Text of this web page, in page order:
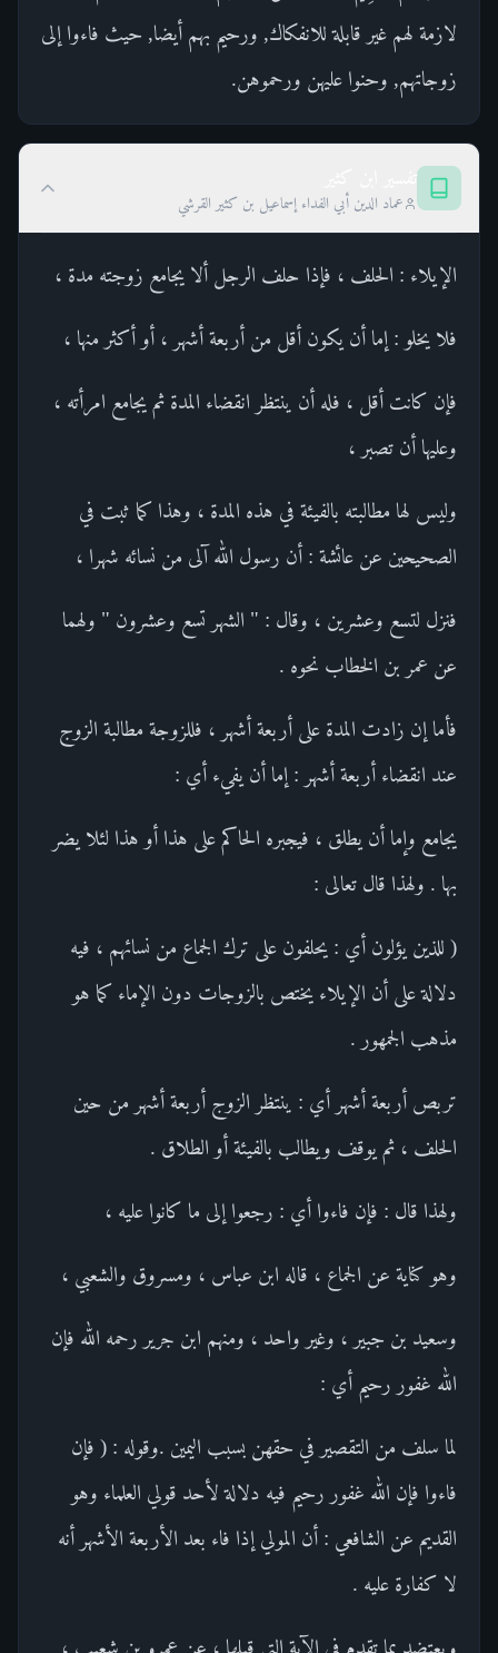
لازمة لهم غير قابلة للانفكاك, ورحيم بهم أيضا, حيث فاءوا إلى
زوجاتهم, وحنوا عليهن ورحموهن.
عماد الدين أبي الفداء إسماعيل بن كثير القرشي
الإيلاء : الحلف ، فإذا حلف الرجل ألا يجامع زوجته مدة ،
فلا يخلو : إما أن يكون أقل من أربعة أشهر ، أو أكثر منها ،
فإن كانت أقل ، فله أن ينتظر انقضاء المدة ثم يجامع امرأته ،
وعليها أن تصبر ،
وليس لها مطالبته بالفيئة في هذه المدة ، وهذا كما ثبت في
الصحيحين عن عائشة : أن رسول الله آلى من نسائه شهرا ،
فنزل لتسع وعشرين ، وقال : " الشهر تسع وعشرون " ولهما
عن عمر بن الخطاب نحوه .
فأما إن زادت المدة على أربعة أشهر ، فللزوجة مطالبة الزوج
عند انقضاء أربعة أشهر : إما أن يفيء أي :
يجامع وإما أن يطلق ، فيجبره الحاكم على هذا أو هذا لئلا يضر
بها . ولهذا قال تعالى :
( للذين يؤلون أي : يحلفون على ترك الجماع من نسائهم ، فيه
دلالة على أن الإيلاء يختص بالزوجات دون الإماء كما هو
مذهب الجمهور .
تربص أربعة أشهر أي : ينتظر الزوج أربعة أشهر من حين
الحلف ، ثم يوقف ويطالب بالفيئة أو الطلاق .
ولهذا قال : فإن فاءوا أي : رجعوا إلى ما كانوا عليه ،
وهو كناية عن الجماع ، قاله ابن عباس ، ومسروق والشعبي ،
وسعيد بن جبير ، وغير واحد ، ومنهم ابن جرير رحمه الله فإن
الله غفور رحيم أي :
لما سلف من التقصير في حقهن بسبب اليمين .وقوله : ( فإن
فاءوا فإن الله غفور رحيم فيه دلالة لأحد قولي العلماء وهو
القديم عن الشافعي : أن المولي إذا فاء بعد الأربعة الأشهر أنه
لا كفارة عليه .
ويعتضد بما تقدم في الآية التي قبلها ، عن عمرو بن شعيب ،